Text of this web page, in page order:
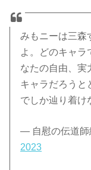
みもニーは三森
よ。どのキャラ
なたの自由、実
キャラだろうと
でしか辿り着け
— 自慰の伝道師
2023